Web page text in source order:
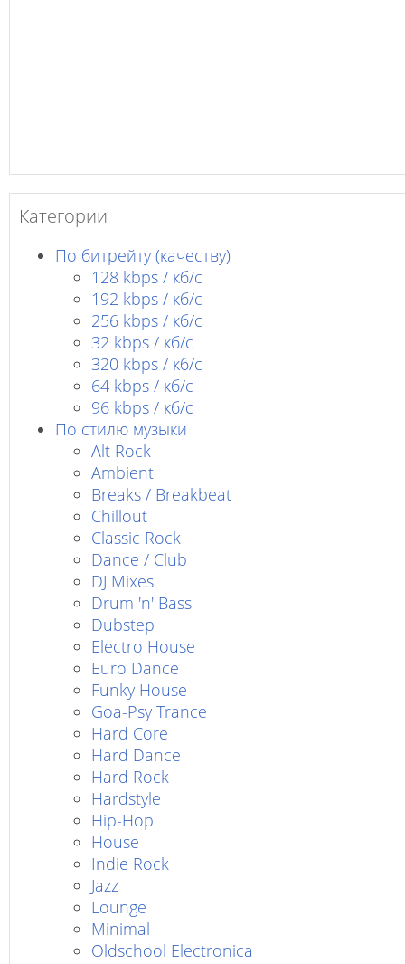
Категории
По битрейту (качеству)
128 kbps / кб/c
192 kbps / кб/c
256 kbps / кб/с
32 kbps / кб/c
320 kbps / кб/с
64 kbps / кб/c
96 kbps / кб/c
По стилю музыки
Alt Rock
Ambient
Breaks / Breakbeat
Chillout
Classic Rock
Dance / Club
DJ Mixes
Drum 'n' Bass
Dubstep
Electro House
Euro Dance
Funky House
Goa-Psy Trance
Hard Core
Hard Dance
Hard Rock
Hardstyle
Hip-Hop
House
Indie Rock
Jazz
Lounge
Minimal
Oldschool Electronica